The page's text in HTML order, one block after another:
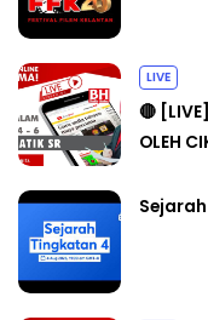
LIVE
🔴
OLEH